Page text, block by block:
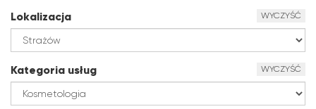
Lokalizacja WYCZYŚĆ
Kategoria usług WYCZYŚĆ